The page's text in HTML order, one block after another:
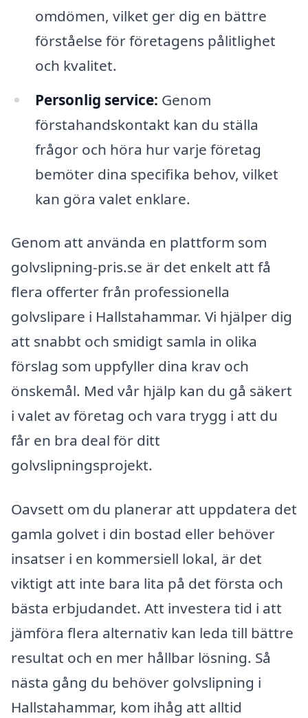
omdömen, vilket ger dig en bättre
förståelse för företagens pålitlighet
och kvalitet.
Personlig service: Genom
förstahandskontakt kan du ställa
frågor och höra hur varje företag
bemöter dina specifika behov, vilket
kan göra valet enklare.
Genom att använda en plattform som
golvslipning-pris.se är det enkelt att få
flera offerter från professionella
golvslipare i Hallstahammar. Vi hjälper dig
att snabbt och smidigt samla in olika
förslag som uppfyller dina krav och
önskemål. Med vår hjälp kan du gå säkert
i valet av företag och vara trygg i att du
får en bra deal för ditt
golvslipningsprojekt.
Oavsett om du planerar att uppdatera det
gamla golvet i din bostad eller behöver
insatser i en kommersiell lokal, är det
viktigt att inte bara lita på det första och
bästa erbjudandet. Att investera tid i att
jämföra flera alternativ kan leda till bättre
resultat och en mer hållbar lösning. Så
nästa gång du behöver golvslipning i
Hallstahammar, kom ihåg att alltid